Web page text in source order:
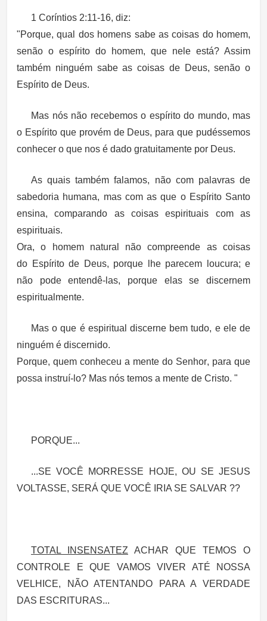
1 Coríntios 2:11-16, diz:
"Porque, qual dos homens sabe as coisas do homem,
senão o espírito do homem, que nele está? Assim
também ninguém sabe as coisas de Deus, senão o
Espírito de Deus.
Mas nós não recebemos o espírito do mundo, mas
o Espírito que provém de Deus, para que pudéssemos
conhecer o que nos é dado gratuitamente por Deus.
As quais também falamos, não com palavras de
sabedoria humana, mas com as que o Espírito Santo
ensina, comparando as coisas espirituais com as
espirituais.
Ora, o
homem natural
não compreende as coisas
do Espírito de Deus, porque lhe parecem loucura; e
não pode entendê-las, porque elas se discernem
espiritualmente.
Maso que é espiritual discerne bem tudo, e ele de
ninguém é discernido.
Porque, quem conheceu a mente do Senhor, para que
possa instruí-lo? Mas nós temos a mente de Cristo. "
PORQUE...
...SE VOCÊ MORRESSE HOJE, OU SE JESUS
VOLTASSE, SERÁ QUE VOCÊ IRIA SE SALVAR ??
TOTAL INSENSATEZ ACHAR QUE TEMOS O
CONTROLE E QUE VAMOS VIVER ATÉ NOSSA
VELHICE, NÃO ATENTANDO PARA A VERDADE
DAS ESCRITURAS...